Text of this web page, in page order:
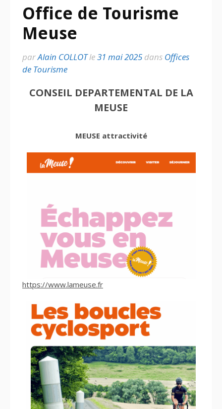
Office de Tourisme
Meuse
parAlain COLLOTle31 mai 2025 dans Offices
de Tourisme
CONSEIL DEPARTEMENTAL DE LA
MEUSE
MEUSE attractivité
https://www.lameuse.fr